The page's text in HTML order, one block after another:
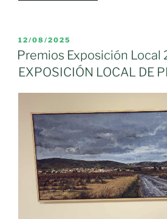
de
medio
rural»
Real
muestra
compromiso
con
Moral
de
Calatrava
en
la
inauguración
PUBLICADO
EL
12/08/2025
Premios Exposición Local
EXPOSICIÓN LOCAL DE